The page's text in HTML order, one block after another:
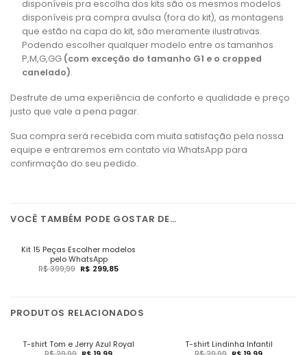
disponíveis pra escolha dos kits são os mesmos modelos
disponíveis pra compra avulsa (fora do kit), as montagens
que estão na capa do kit, são meramente ilustrativas.
Podendo escolher qualquer modelo entre os tamanhos
P,M,G,GG (com exceção do tamanho G1 e o cropped
canelado).
Desfrute de uma experiência de conforto e qualidade e preço
justo que vale a pena pagar.
Sua compra será recebida com muita satisfação pela nossa
equipe e entraremos em contato via WhatsApp para
confirmação do seu pedido.
VOCÊ TAMBÉM PODE GOSTAR DE…
Kit 15 Peças Escolher modelos
pelo WhatsApp
R$399,99 R$ 299,85
PRODUTOS RELACIONADOS
T-shirt Tom e Jerry Azul Royal
T-shirt Lindinha Infantil